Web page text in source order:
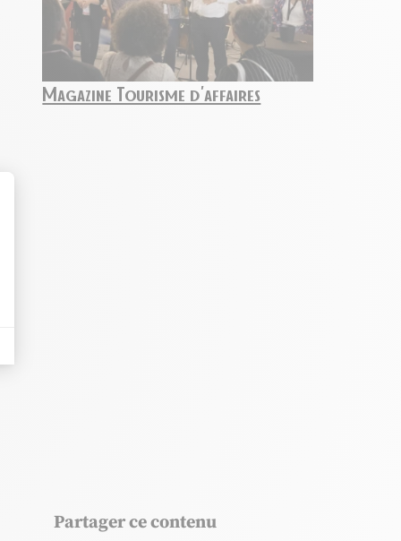
: Personnalisez vos Options
Magazine Tourisme d’affaires
Partager ce contenu